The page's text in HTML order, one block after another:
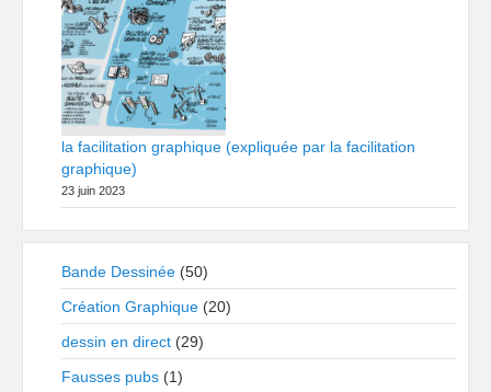
la facilitation graphique (expliquée par la facilitation
graphique)
23 juin 2023
Bande Dessinée (50)
Création Graphique (20)
dessin en direct (29)
Fausses pubs (1)